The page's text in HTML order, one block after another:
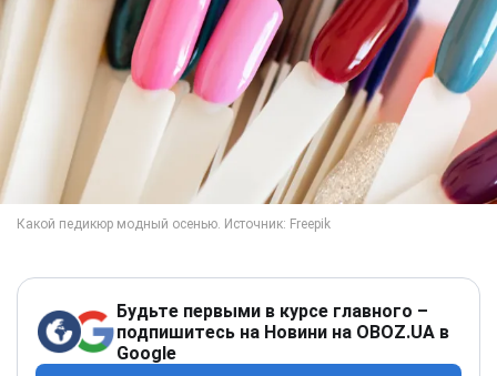
Будьте первыми в курсе главного –
подпишитесь на Новини на OBOZ.UA в
Google